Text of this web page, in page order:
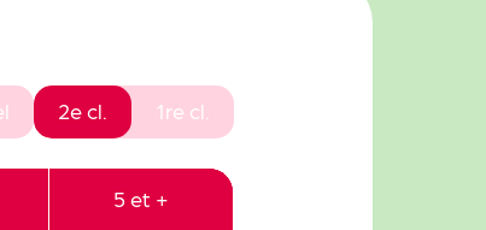
2e cl. 1re cl.
5 et +